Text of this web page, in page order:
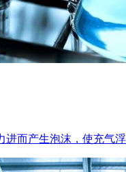
进而产生泡沫，使充气